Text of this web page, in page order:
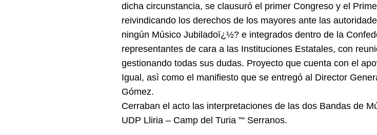
dicha circunstancia, se clausuró el primer Congreso y el
reivindicando los derechos de los mayores ante las
ningún Músico Jubiladoï¿½? e integrados dentro de la
representantes de cara a las Instituciones Estatales, con
gestionando todas sus dudas. Proyecto que cuenta con el
Igual, asì como el manifiesto que se entregó al Director
Gómez.
Cerraban el acto las interpretaciones de las dos Bandas de
UDP Lliria – Camp del Turia ”“ Serranos.